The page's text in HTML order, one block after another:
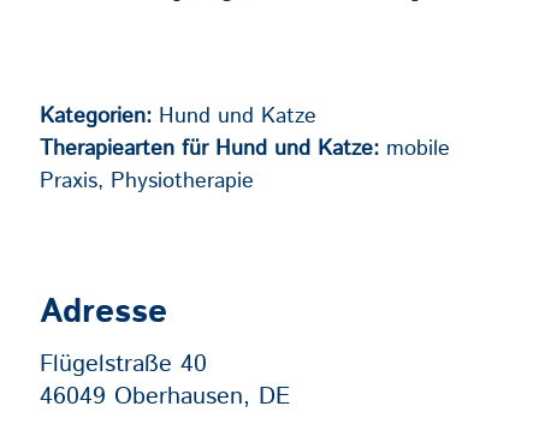
Kategorien: Hund und Katze
Therapiearten für Hund und Katze: mobile
Praxis, Physiotherapie
Adresse
Flügelstraße 40
46049 Oberhausen, DE